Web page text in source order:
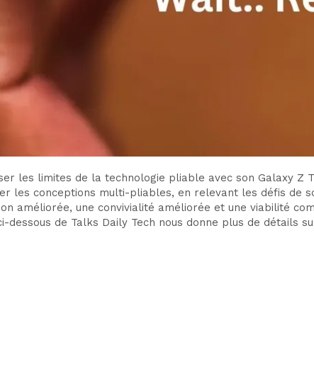
les limites de la technologie pliable avec son Galaxy
les conceptions multi-pliables, en relevant les défis de
améliorée, une convivialité améliorée et une viabilité
de Talks Daily Tech nous donne plus de détails